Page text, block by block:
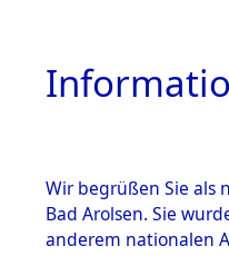
Wir begrüßen Sie als
Bad Arolsen. Sie
anderem nationalen